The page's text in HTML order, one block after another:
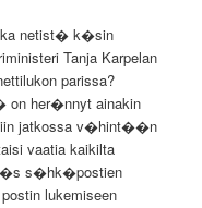
netist� k�sin
Tanja Karpelan
parissa?
her�nnyt ainakin
jatkossa v�hint��n
vaatia kaikilta
s�hk�postien
lukemiseen